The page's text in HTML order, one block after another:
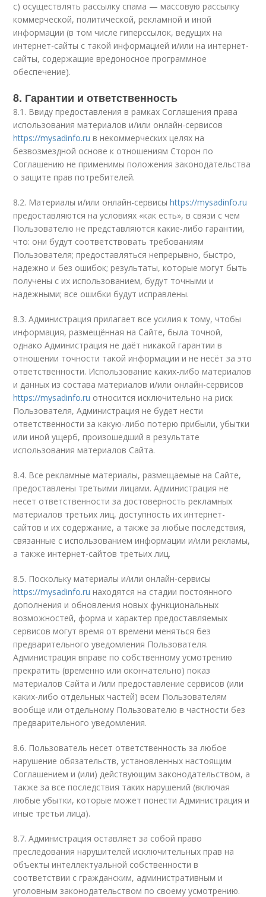
с) осуществлять рассылку спама — массовую рассылку
коммерческой, политической, рекламной и иной
информации (в том числе гиперссылок, ведущих на
интернет-сайты с такой информацией и/или на интернет-
сайты, содержащие вредоносное программное
обеспечение).
8. Гарантии и ответственность
8.1. Ввиду предоставления в рамках Соглашения права
использования материалов и/или онлайн-сервисов
https://mysadinfo.ru в некоммерческих целях на
безвозмездной основе к отношениям Сторон по
Соглашению не применимы положения законодательства
о защите прав потребителей.
8.2. Материалы и/или онлайн-сервисыhttps://mysadinfo.ru
предоставляются на условиях «как есть», в связи с чем
Пользователю не представляются какие-либо гарантии,
что: они будут соответствовать требованиям
Пользователя; предоставляться непрерывно, быстро,
надежно и без ошибок; результаты, которые могут быть
получены с их использованием, будут точными и
надежными; все ошибки будут исправлены.
8.3. Администрация прилагает все усилия к тому, чтобы
информация, размещённая на Сайте, была точной,
однако Администрация не даёт никакой гарантии в
отношении точности такой информации и не несёт за это
ответственности. Использование каких-либо материалов
и данных из состава материалов и/или онлайн-сервисов
https://mysadinfo.ru относится исключительно на риск
Пользователя, Администрация не будет нести
ответственности за какую-либо потерю прибыли, убытки
или иной ущерб, произошедший в результате
использования материалов Сайта.
8.4. Все рекламные материалы, размещаемые на Сайте,
предоставлены третьими лицами. Администрация не
несет ответственности за достоверность рекламных
материалов третьих лиц, доступность их интернет-
сайтов и их содержание, а также за любые последствия,
связанные с использованием информации и/или рекламы,
а также интернет-сайтов третьих лиц.
8.5. Поскольку материалы и/или онлайн-сервисы
https://mysadinfo.ru находятся на стадии постоянного
дополнения и обновления новых функциональных
возможностей, форма и характер предоставляемых
сервисов могут время от времени меняться без
предварительного уведомления Пользователя.
Администрация вправе по собственному усмотрению
прекратить (временно или окончательно) показ
материалов Сайта и /или предоставление сервисов (или
каких-либо отдельных частей) всем Пользователям
вообще или отдельному Пользователю в частности без
предварительного уведомления.
8.6. Пользователь несет ответственность за любое
нарушение обязательств, установленных настоящим
Соглашением и (или) действующим законодательством, а
также за все последствия таких нарушений (включая
любые убытки, которые может понести Администрация и
иные третьи лица).
8.7. Администрация оставляет за собой право
преследования нарушителей исключительных прав на
объекты интеллектуальной собственности в
соответствии с гражданским, административным и
уголовным законодательством по своему усмотрению.